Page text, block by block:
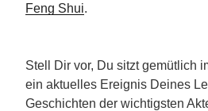
Feng Shui.
Stell Dir vor, Du sitzt gemütlich
ein aktuelles Ereignis Deines
Geschichten der wichtigsten